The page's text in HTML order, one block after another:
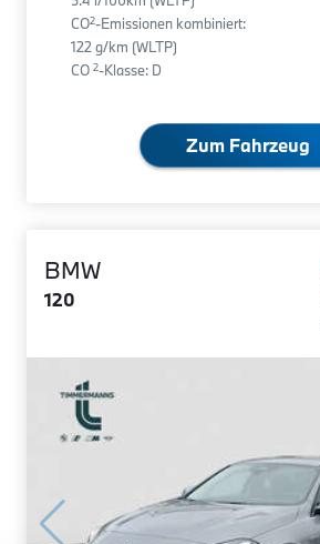
CO2-Emissionen kombiniert:
122 g/km (WLTP)
CO 2-Klasse: D
Zum Fahrzeug
BMW
120